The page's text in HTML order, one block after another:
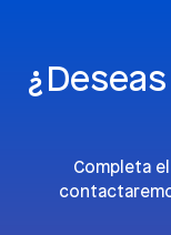
Completa